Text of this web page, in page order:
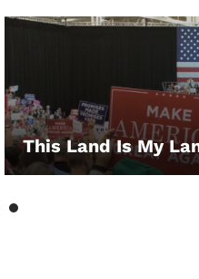
This Land Is My
LEIHEN